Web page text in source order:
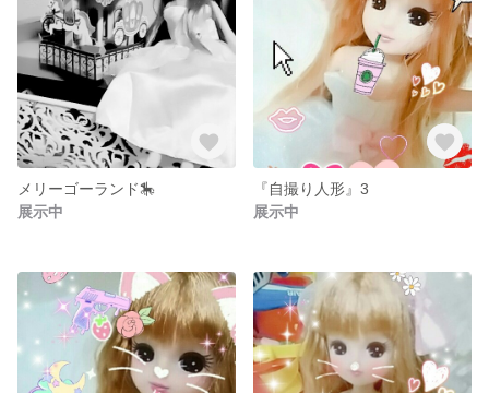
メリーゴーランド🎠
展示中
『自撮り人形』3
展示中